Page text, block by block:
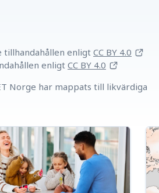
tillhandahållen enligt CC BY 4.0
enligt CC BY 4.0
Norge har mappats till likvärdiga